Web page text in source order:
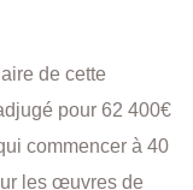
de cette
pour 62 400€
commencer à 40
les œuvres de